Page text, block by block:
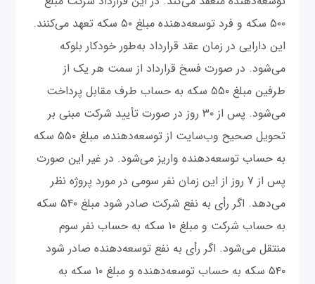
۵۰۰ سکه و فرد توسعه‌دهنده مبلغ ۵۰ سکه تعهد می‌کنند.
این دارایی در زمان عقد قرارداد به‌طور خودکار بلوکه
می‌شود. در صورت فسخ قرارداد از سمت هر یک از
طرفین مبلغ ۵۵۰ سکه به حساب طرف مقابل پرداخت
می‌شود. پس از ۳۰ روز در صورت تأیید شرکت مبنی بر
تحویل صحیح وب‌سایت از توسعه‌دهنده، مبلغ ۵۵۰ سکه
به حساب توسعه‌دهنده واریز می‌شود. در غیر این صورت
پس از ۷ روز از این زمان نفر سومی در مورد پروژه نظر
می‌دهد. اگر رأی به نفع شرکت صادر شود مبلغ ۵۴۰ سکه
به حساب شرکت و مبلغ ۱۰ سکه به حساب نفر سوم
منتقل می‌شود. اگر رأی به نفع توسعه‌دهنده صادر شود
۵۴۰ سکه به حساب توسعه‌دهنده و مبلغ ۱۰ سکه به